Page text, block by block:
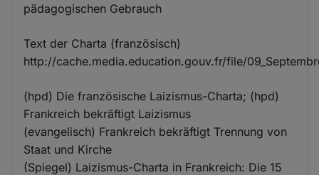
pädagogischen Gebrauch
Text der Charta (französisch)
http://cache.media.education.gouv.fr/file/
(hpd) Die französische Laizismus-Charta; (hpd)
Frankreich bekräftigt Laizismus
(evangelisch) Frankreich bekräftigt Trennung von
Staat und Kirche
(Spiegel) Laizismus-Charta in Frankreich: Die 15